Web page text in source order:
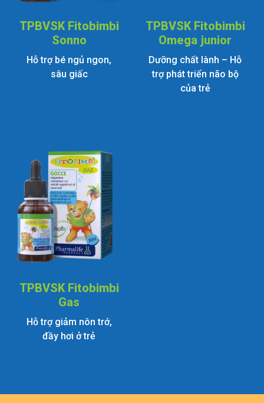
TPBVSK Fitobimbi
Sonno
Hỗ trợ bé ngủ ngon,
sâu giấc
TPBVSK Fitobimbi
Omega junior
Dưỡng chất lành – Hỗ
trợ phát triển não bộ
của trẻ
TPBVSK Fitobimbi
Gas
Hỗ trợ giảm nôn trớ,
đầy hơi ở trẻ